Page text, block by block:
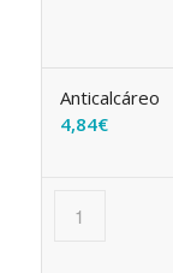
Anticalcáreo
4,84€